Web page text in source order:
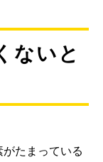
ないと
たまっている